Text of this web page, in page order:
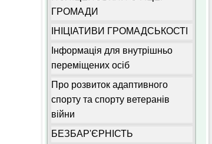
ГРОМАДИ
ІНІЦІАТИВИ ГРОМАДСЬКОСТІ
Інформація для внутрішньо
переміщених осіб
Про розвиток адаптивного
спорту та спорту ветеранів
війни
БЕЗБАР'ЄРНІСТЬ